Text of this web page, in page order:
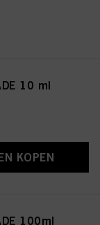
10 ml
KOPEN
100ml